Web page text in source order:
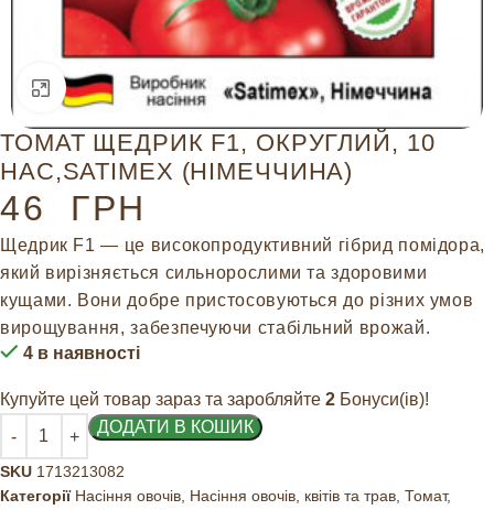
Натисніть, щоб збільшити
ТОМАТ ЩЕДРИК F1, ОКРУГЛИЙ, 10
НАС,SATIMEX (НІМЕЧЧИНА)
46 ГРН
Щедрик F1 — це високопродуктивний гібрид помідора,
який вирізняється сильнорослими та здоровими
кущами. Вони добре пристосовуються до різних умов
вирощування, забезпечуючи стабільний врожай.
4 в наявності
Купуйте цей товар зараз та заробляйте 2 Бонуси(ів)!
ДОДАТИ В КОШИК
SKU 1713213082
Категорії Насіння овочів Насіння овочів, квітів та трав Томат,